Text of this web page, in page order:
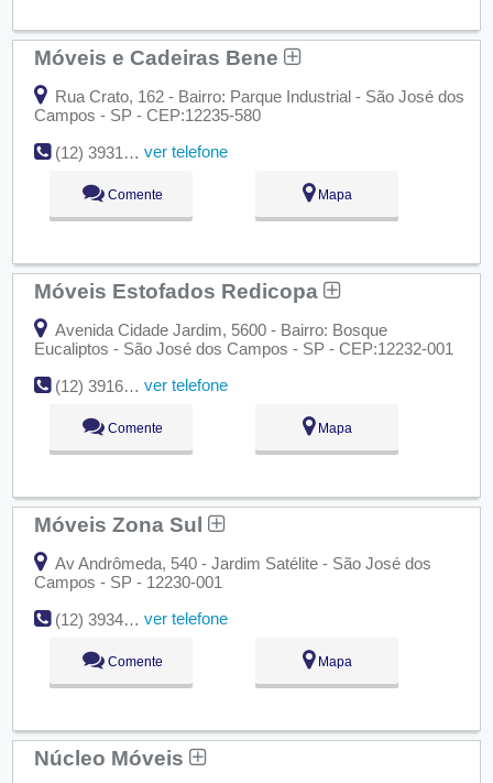
Móveis e Cadeiras Bene
Rua Crato, 162 - Bairro: Parque Industrial - São José dos
Campos - SP - CEP:12235-580
(12) 3931-4150
ver telefone
Comente Mapa
Móveis Estofados Redicopa
Avenida Cidade Jardim, 5600 - Bairro: Bosque
Eucaliptos - São José dos Campos - SP - CEP:12232-001
(12) 3916-5096
ver telefone
Comente Mapa
Móveis Zona Sul
Av Andrômeda, 540 - Jardim Satélite - São José dos
Campos - SP - 12230-001
(12) 3934-1691
ver telefone
Comente Mapa
Núcleo Móveis